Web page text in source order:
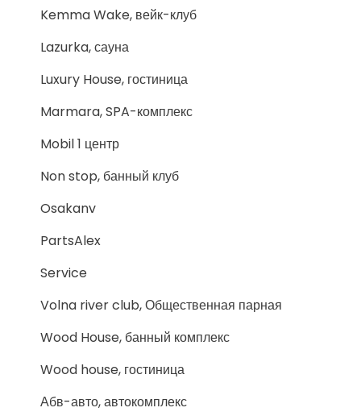
Kemma Wake, вейк-клуб
Lazurka, сауна
Luxury House, гостиница
Marmara, SPA-комплекс
Mobil 1 центр
Non stop, банный клуб
Osakanv
PartsAlex
Service
Volna river club, Общественная парная
Wood House, банный комплекс
Wood house, гостиница
Абв-авто, автокомплекс